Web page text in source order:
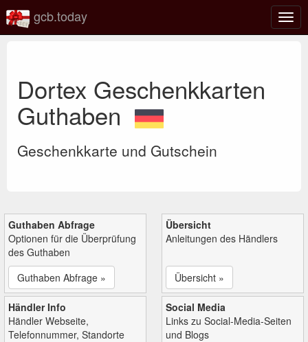
gcb.today
Dortex Geschenkkarten
Guthaben
Geschenkkarte und Gutschein
Guthaben Abfrage
Optionen für die Überprüfung
des Guthaben
Guthaben Abfrage »
Übersicht
Anleitungen des Händlers
Übersicht »
Händler Info
Händler Webseite,
Telefonnummer, Standorte
Social Media
Links zu Social-Media-Seiten
und Blogs